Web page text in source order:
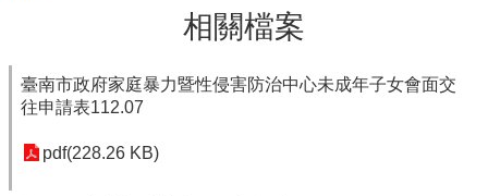
相關檔案
臺南市政府家庭暴力暨性侵害防治中心未成年子女會面交
往申請表112.07
pdf(228.26 KB)